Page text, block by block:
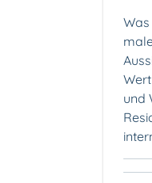
und